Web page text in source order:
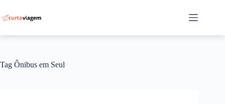
para
o
Tag Ônibus em Seul